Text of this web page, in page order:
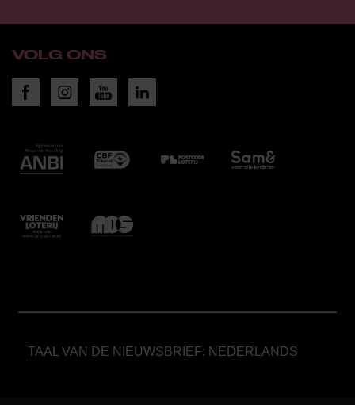
VOLG ONS
TAAL VAN DE NIEUWSBRIEF: NEDERLANDS